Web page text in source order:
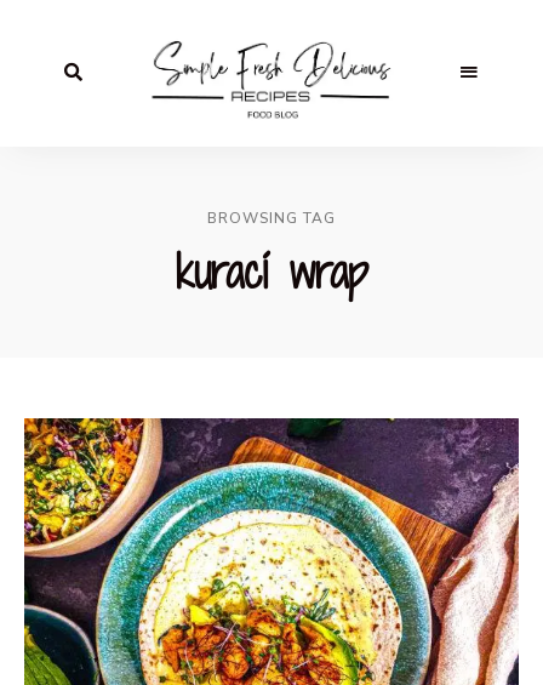
BROWSING TAG
kurací wrap